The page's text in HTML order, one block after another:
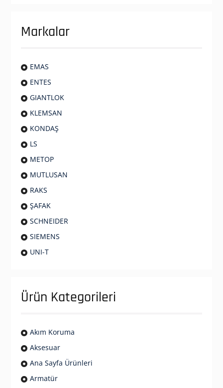
Markalar
EMAS
ENTES
GIANTLOK
KLEMSAN
KONDAŞ
LS
METOP
MUTLUSAN
RAKS
ŞAFAK
SCHNEIDER
SIEMENS
UNI-T
Ürün Kategorileri
Akım Koruma
Aksesuar
Ana Sayfa Ürünleri
Armatür